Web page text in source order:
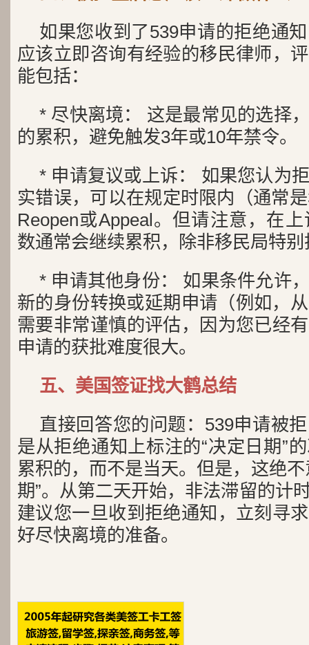
如果您收到了539申请的拒绝通
应该立即咨询有经验的移民律师，
能包括：
* 尽快离境： 这是最常见的选择
的累积，避免触发3年或10年禁令。
* 申请复议或上诉： 如果您认为
实错误，可以在规定时限内（通常
Reopen或Appeal。但请注意，在
数通常会继续累积，除非移民局特
* 申请其他身份： 如果条件允许
新的身份转换或延期申请（例如，
需要非常谨慎的评估，因为您已经
申请的获批难度很大。
五、美国签证找大鹤总结
直接回答您的问题：539申请被
是从拒绝通知上标注的“决定日期”
累积的，而不是当天。但是，这绝
期”。从第二天开始，非法滞留的计
建议您一旦收到拒绝通知，立刻寻
好尽快离境的准备。